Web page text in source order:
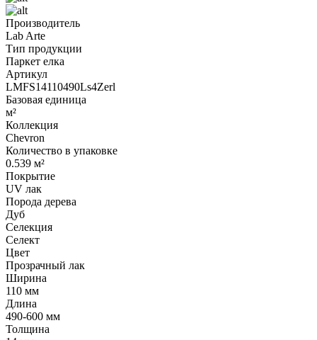
Производитель
Lab Arte
Тип продукции
Паркет елка
Артикул
LMFS14110490Ls4Zerl
Базовая единица
м²
Коллекция
Chevron
Количество в упаковке
0.539 м²
Покрытие
UV лак
Порода дерева
Дуб
Селекция
Селект
Цвет
Прозрачный лак
Ширина
110 мм
Длина
490-600 мм
Толщина